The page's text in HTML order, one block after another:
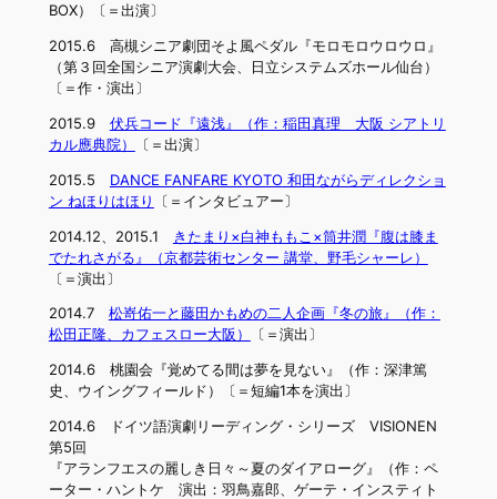
BOX）〔＝出演〕
2015.6 高槻シニア劇団そよ風ペダル『モロモロウロウロ』
（第３回全国シニア演劇大会、日立システムズホール仙台）
〔＝作・演出〕
2015.9 伏兵コード『遠浅』（作：稲田真理 大阪 シアトリ
カル應典院）
〔＝出演〕
2015.5 DANCE FANFARE KYOTO 和田ながらディレクショ
ン ねほりはほり
〔＝インタビュアー〕
2014.12、2015.1
きたまり×白神ももこ×筒井潤『腹は膝ま
でたれさがる』（京都芸術センター 講堂、野毛シャーレ）
〔＝演出〕
2014.7 松嵜佑一と藤田かもめの二人企画『冬の旅』（作：
松田正隆、カフェスロー大阪）
〔＝演出〕
2014.6 桃園会『覚めてる間は夢を見ない』（作：深津篤
史、ウイングフィールド）〔＝短編1本を演出〕
2014.6 ドイツ語演劇リーディング・シリーズ VISIONEN
第5回
『アランフエスの麗しき日々～夏のダイアローグ』（作：ペ
ーター・ハントケ 演出：羽鳥嘉郎、ゲーテ・インスティト